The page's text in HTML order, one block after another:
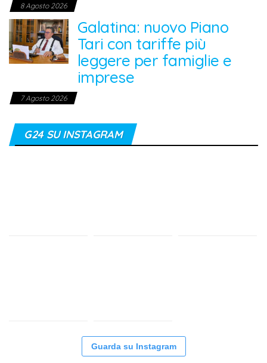
8 Agosto 2026
Galatina: nuovo Piano
Tari con tariffe più
leggere per famiglie e
imprese
7 Agosto 2026
G24 SU INSTAGRAM
Guarda su Instagram